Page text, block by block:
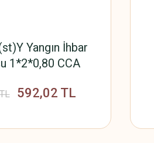
Yangın İhbar
1*2*0,80 CCA
592,02 TL